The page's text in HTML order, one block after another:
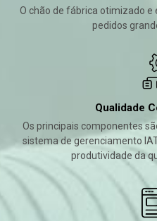
O chão de fábrica otimizado
pedidos
Qualidade
Os principais componentes
sistema de gerenciamento
produtividade da